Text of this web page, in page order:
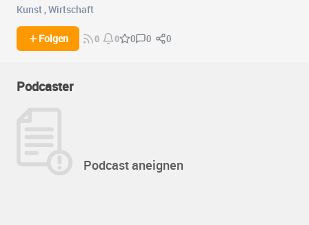
Kunst ,Wirtschaft
Folgen 0 0 0 0 0
Podcaster
Podcast aneignen